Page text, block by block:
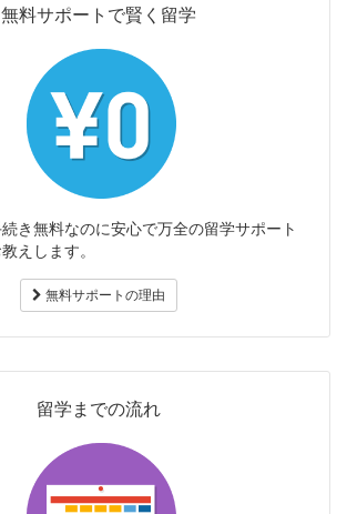
無料サポートで賢く留学
き無料なのに安心で万全の留学サポート
えします。
無料サポートの理由
留学までの流れ